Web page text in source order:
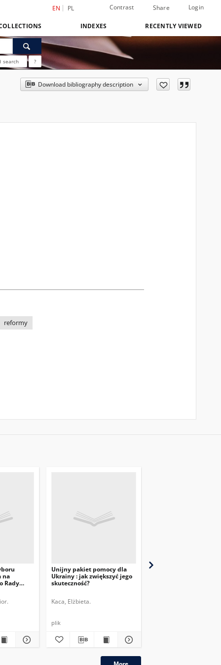
EN PL Contrast Share Login
INDEXES RECENTLY VIEWED
search ?
Download bibliography description
reformy
na
Rady
Unijny pakiet pomocy dla
Ukrainy : jak zwiększyć jego
skuteczność?
Kaca, Elżbieta.
plik